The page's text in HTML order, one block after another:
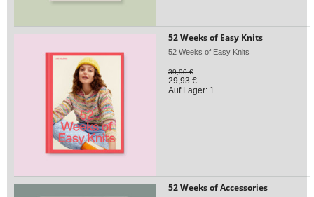
52 Weeks of Easy Knits
52 Weeks of Easy Knits
39,90 €
29,93 €
Auf Lager: 1
52 Weeks of Accessories